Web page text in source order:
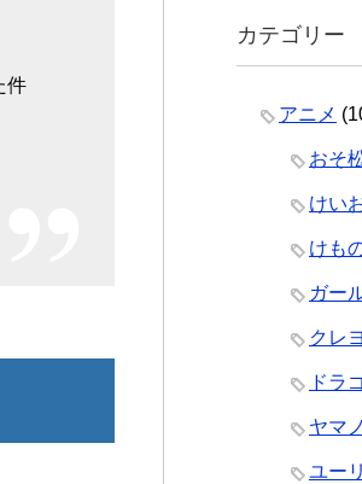
件
カテゴリー
アニメ
おそ
けい
けも
ガー
クレ
ドラ
ヤマ
ユー